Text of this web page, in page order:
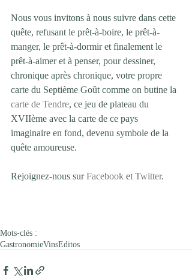
Nous vous invitons à nous suivre dans cette
quête, refusant le prêt-à-boire, le prêt-à-
manger, le prêt-à-dormir et finalement le
prêt-à-aimer et à penser, pour dessiner,
chronique après chronique, votre propre
carte du Septième Goût comme on butine la
carte de Tendre, ce jeu de plateau du
XVIIème avec la carte de ce pays
imaginaire en fond, devenu symbole de la
quête amoureuse.
Rejoignez-nous sur Facebook et Twitter.
Mots-clés :
GastronomieVinsEditos